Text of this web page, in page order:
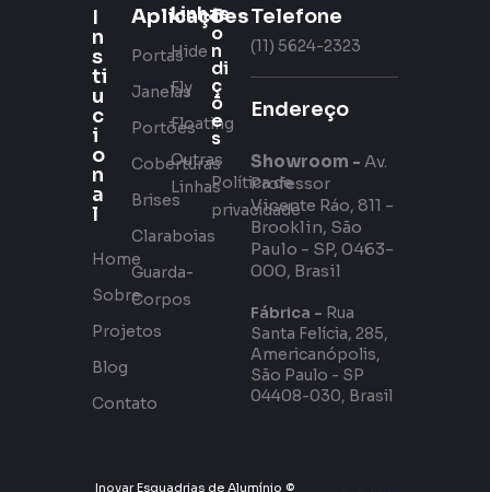
I
n
s
ti
u
c
i
o
n
a
l
Home
Sobre
Projetos
Blog
Contato
Aplicações
Portas
Janelas
Portões
Coberturas
Brises
Claraboias
Guarda-
Corpos
Linhas
Hide
Fly
Floating
Outras
Linhas
C
o
n
di
ç
õ
e
s
Política de
privacidade
Telefone
(11) 5624-2323
Endereço
Showroom - Av.
Professor
Vicente Ráo, 811 -
Brooklin, São
Paulo - SP, 0463-
000, Brasil
Fábrica - Rua
Santa Felícia, 285,
Americanópolis,
São Paulo - SP
04408-030, Brasil
Inovar Esquadrias de Alumínio ©